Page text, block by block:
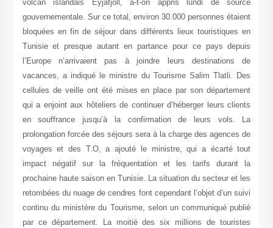
volcan islandais Eyjafjöll, a-t-on appris lundi de source
gouvernementale. Sur ce total, environ 30.000 personnes étaient
bloquées en fin de séjour dans différents lieux touristiques en
Tunisie et presque autant en partance pour ce pays depuis
l’Europe n’arrivaient pas à joindre leurs destinations de
vacances, a indiqué le ministre du Tourisme Salim Tlatli. Des
cellules de veille ont été mises en place par son département
qui a enjoint aux hôteliers de continuer d’héberger leurs clients
en souffrance jusqu’à la confirmation de leurs vols. La
prolongation forcée des séjours sera à la charge des agences de
voyages et des T.O, a ajouté le ministre, qui a écarté tout
impact négatif sur la fréquentation et les tarifs durant la
prochaine haute saison en Tunisie. La situation du secteur et les
retombées du nuage de cendres font cependant l’objet d’un suivi
continu du ministère du Tourisme, selon un communiqué publié
par ce département. La moitié des six millions de touristes